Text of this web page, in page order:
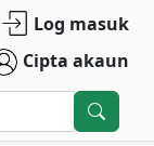
Log masuk
Cipta akaun